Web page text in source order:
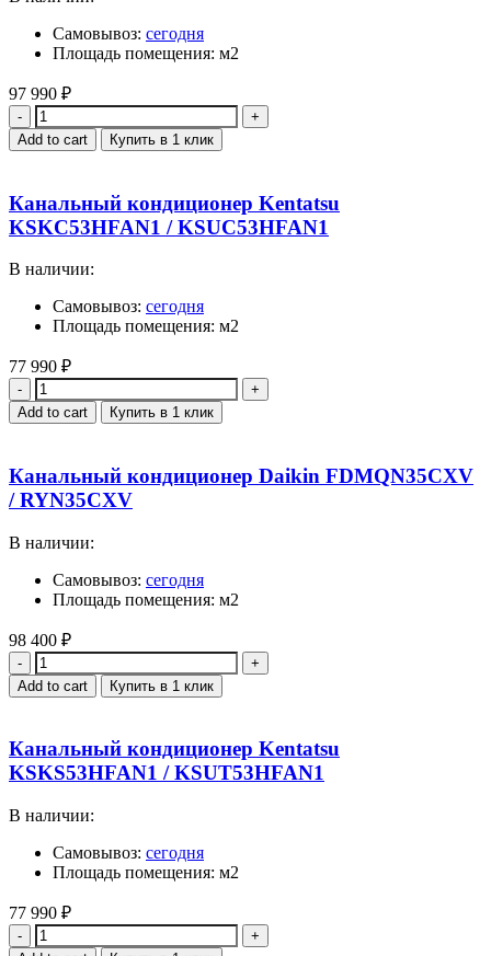
Самовывоз: сегодня
Площадь помещения: м2
97 990 ₽
Quantity
Add to cart Купить в 1 клик
Канальный кондиционер Kentatsu
KSKC53HFAN1 / KSUC53HFAN1
В наличии:
Самовывоз: сегодня
Площадь помещения: м2
77 990 ₽
Quantity
Add to cart Купить в 1 клик
Канальный кондиционер Daikin FDMQN35CXV
/ RYN35CXV
В наличии:
Самовывоз: сегодня
Площадь помещения: м2
98 400 ₽
Quantity
Add to cart Купить в 1 клик
Канальный кондиционер Kentatsu
KSKS53HFAN1 / KSUT53HFAN1
В наличии:
Самовывоз: сегодня
Площадь помещения: м2
77 990 ₽
Quantity